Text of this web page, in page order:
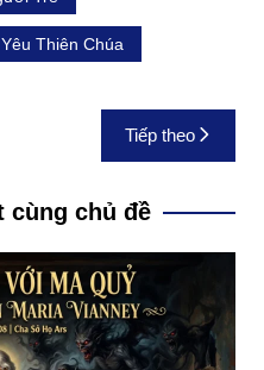
Thiên Chúa
Tiếp theo
cùng chủ đề